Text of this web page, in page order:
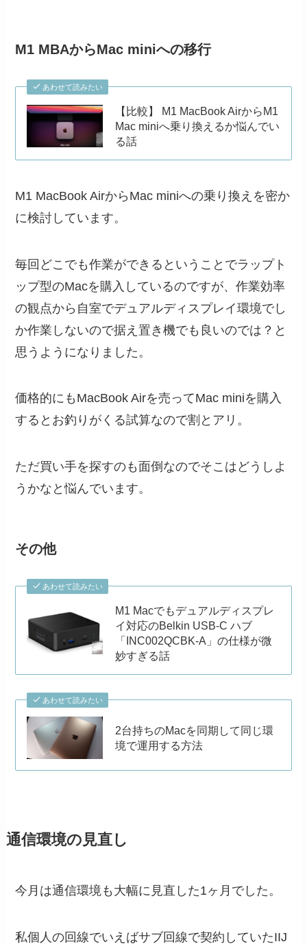
M1 MBAからMac miniへの移行
あわせて読みたい
【比較】 M1 MacBook AirからM1
Mac miniへ乗り換えるか悩んでい
る話
M1 MacBook AirからMac miniへの乗り換えを密か
に検討しています。
毎回どこでも作業ができるということでラップト
ップ型のMacを購入しているのですが、作業効率
の観点から自室でデュアルディスプレイ環境でし
か作業しないので据え置き機でも良いのでは？と
思うようになりました。
価格的にもMacBook Airを売ってMac miniを購入
するとお釣りがくる試算なので割とアリ。
ただ買い手を探すのも面倒なのでそこはどうしよ
うかなと悩んでいます。
その他
あわせて読みたい
M1 Macでもデュアルディスプレ
イ対応のBelkin USB-C ハブ
「INC002QCBK-A」の仕様が微
妙すぎる話
あわせて読みたい
2台持ちのMacを同期して同じ環
境で運用する方法
通信環境の見直し
今月は通信環境も大幅に見直した1ヶ月でした。
私個人の回線でいえばサブ回線で契約していたIIJ